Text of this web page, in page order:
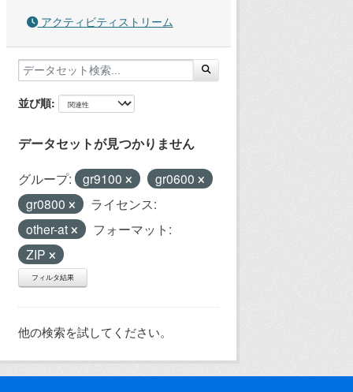
アクティビティストリーム
並び順
データセットが見つかりません
グループ: gr9100
gr0600
gr0800
ライセンス:
other-at
フォーマット:
ZIP
フィルタ結果
他の検索を試してください。